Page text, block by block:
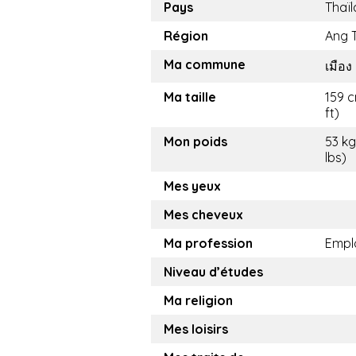
Pays
Région
Ang
Ma commune
เมือง
Ma taille
159
ft)
Mon poids
53
lbs)
Mes yeux
Mes cheveux
Ma profession
Niveau d’études
Ma religion
Mes loisirs